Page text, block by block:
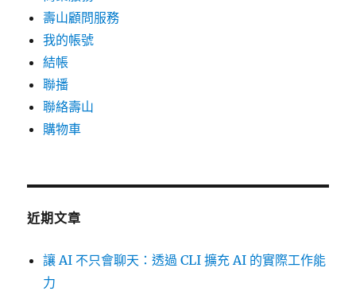
壽山顧問服務
我的帳號
結帳
聯播
聯絡壽山
購物車
近期文章
讓 AI 不只會聊天：透過 CLI 擴充 AI 的實際工作能
力